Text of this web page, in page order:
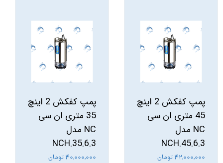
پمپ کفکش 2 اینچ
45 متری ان سی
NC مدل
NCH.45.6.3
۴۲,۰۰۰,۰۰۰ تومان
پمپ کفکش 2 اینچ
35 متری ان سی
NC مدل
NCH.35.6.3
۴۰,۰۰۰,۰۰۰ تومان